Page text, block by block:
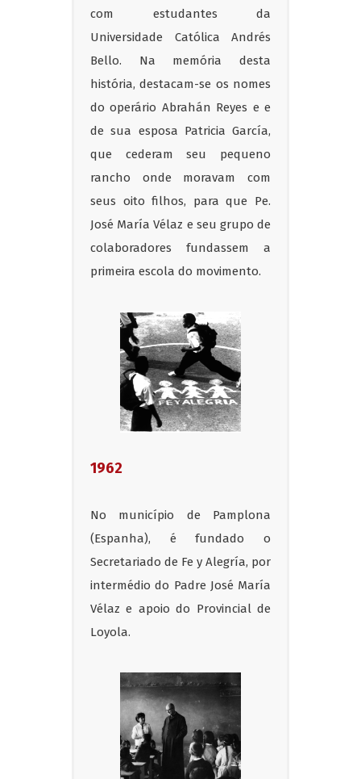
com estudantes da
Universidade Católica Andrés
Bello. Na memória desta
história, destacam-se os nomes
do operário Abrahán Reyes e e
de sua esposa Patricia García,
que cederam seu pequeno
rancho onde moravam com
seus oito filhos, para que Pe.
José María Vélaz e seu grupo de
colaboradores fundassem a
primeira escola do movimento.
1962
No município de Pamplona
(Espanha), é fundado o
Secretariado de Fe y Alegría, por
intermédio do Padre José María
Vélaz e apoio do Provincial de
Loyola.